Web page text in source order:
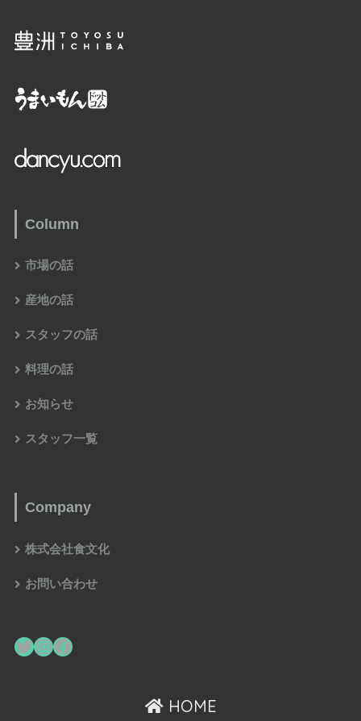
Column
市場の話
産地の話
スタッフの話
料理の話
お知らせ
スタッフ一覧
Company
株式会社食文化
お問い合わせ
HOME